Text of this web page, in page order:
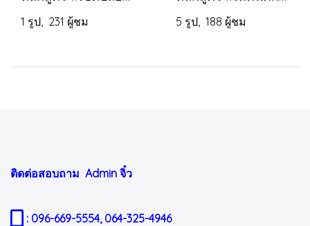
1 รูป, 231 ผู้ชม 5 รูป, 188 ผู้ชม
ติดต่อสอบถาม Admin จิ๋ว
: 096-669-5554, 064-325-4946